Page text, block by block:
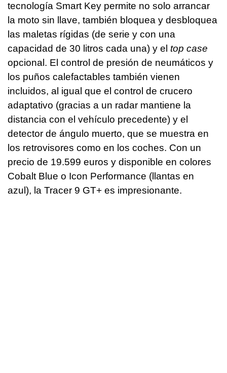
tecnología Smart Key permite no solo arrancar
la moto sin llave, también bloquea y desbloquea
las maletas rígidas (de serie y con una
capacidad de 30 litros cada una) y el top case
opcional. El control de presión de neumáticos y
los puños calefactables también vienen
incluidos, al igual que el control de crucero
adaptativo (gracias a un radar mantiene la
distancia con el vehículo precedente) y el
detector de ángulo muerto, que se muestra en
los retrovisores como en los coches. Con un
precio de 19.599 euros y disponible en colores
Cobalt Blue o Icon Performance (llantas en
azul), la Tracer 9 GT+ es impresionante.